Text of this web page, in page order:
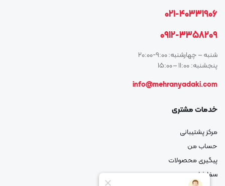
021-40331906
0912-3358209
شنبه – چهارشنبه: 9:00-20:00
پنجشنبه: 11:00 – 15:00
info@mehranyadaki.com
خدمات مشتری
مرکز پشتیبانی
حساب من
پیگیری محصولات
سفارشات من